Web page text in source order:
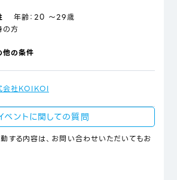
年齢： 20 ～29歳
の方
他の条件
会社KOIKOI
ベントに関しての質問
する内容は、お問い合わせいただいてもお